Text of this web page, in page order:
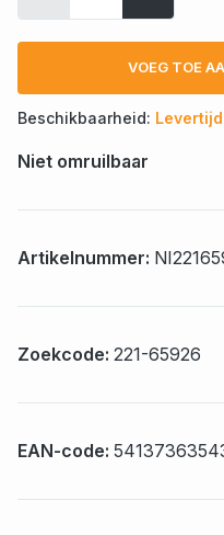
VOEG TOE
Beschikbaarheid:
Niet omruilbaar
Artikelnummer:
Zoekcode: 221-65926
EAN-code: